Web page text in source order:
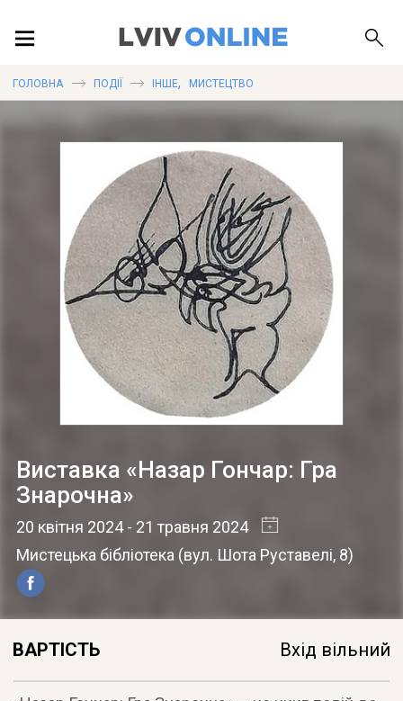
ПУБЛІКАЦІЇ
ДОВІДКА
ГОЛОВНА ПОДІЇ ІНШЕ, МИСТЕЦТВО
Виставка «Назар Гончар: Гра
Знарочна»
20 квітня 2024- 21 травня 2024
Мистецька бібліотека (вул. Шота Руставелі, 8)
ВАРТІСТЬ Вхід вільний